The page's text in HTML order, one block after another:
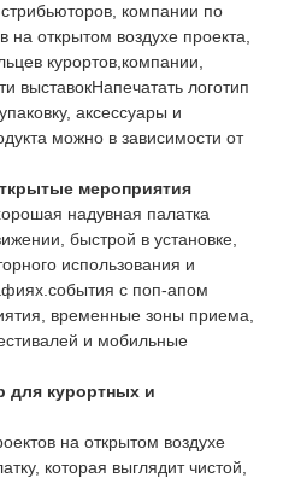
компании по
открытом воздухе проекта,
курортов,компании,
выставокНапечатать логотип
аксессуары и
можно в зависимости от
мероприятия
надувная палатка
быстрой в установке,
использования и
с поп-апом
временные зоны приема,
и мобильные
курортных и
на открытом воздухе
которая выглядит чистой,